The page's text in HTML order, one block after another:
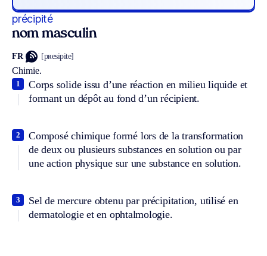
précipité
nom masculin
FR [pʀesipite]
Chimie.
Corps solide issu d’une réaction en milieu liquide et
formant un dépôt au fond d’un récipient.
1
Composé chimique formé lors de la transformation
de deux ou plusieurs substances en solution ou par
une action physique sur une substance en solution.
2
Sel de mercure obtenu par précipitation, utilisé en
dermatologie et en ophtalmologie.
3